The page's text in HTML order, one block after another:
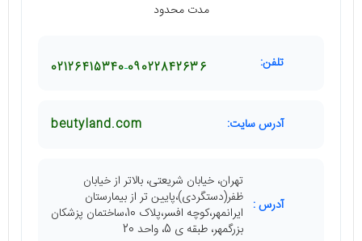
مدت محدود
تلفن: 09022842636
02126415340
آدرس سایت: beutyland.com
آدرس :
تهران، خیابان شریعتی، بالاتر از خیابان
ظفر(دستگردی)،پایین تر از بیمارستان
ایرانمهر،کوچه افسر،پلاک 10،ساختمان پزشکان
بزرگمهر، طبقه ی 5، واحد 20